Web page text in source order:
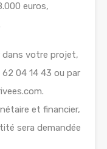
euros,
dans votre projet,
04 14 43 ou par
et financier,
sera demandée